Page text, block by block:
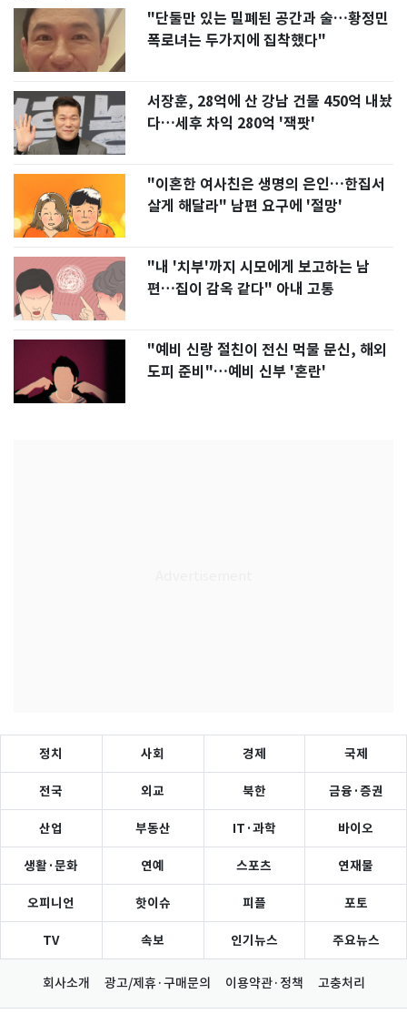
"단둘만 있는 밀폐된 공간과 술…황정민
폭로녀는 두가지에 집착했다"
서장훈, 28억에 산 강남 건물 450억 내놨
다…세후 차익 280억 '잭팟'
"이혼한 여사친은 생명의 은인…한집서
살게 해달라" 남편 요구에 '절망'
"내 '치부'까지 시모에게 보고하는 남
편…집이 감옥 같다" 아내 고통
"예비 신랑 절친이 전신 먹물 문신, 해외
도피 준비"…예비 신부 '혼란'
정치 사회 경제 국제
전국 외교 북한 금융·증권
산업 부동산 IT·과학 바이오
생활·문화 연예 스포츠 연재물
오피니언 핫이슈 피플 포토
TV 속보 인기뉴스 주요뉴스
회사소개 광고/제휴·구매문의 이용약관·정책 고충처리